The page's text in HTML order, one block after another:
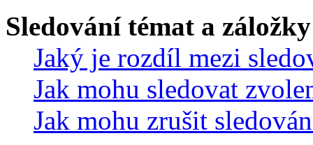
Sledování témat a záložky
Jaký je rozdíl mezi
Jak mohu sledovat
Jak mohu zrušit